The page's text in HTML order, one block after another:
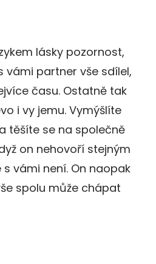
lásky pozornost,
vámi partner vše sdílel,
času. Ostatně tak
i vy jemu. Vymýšlíte
těšíte se na společně
on nehovoří stejným
s vámi není. On naopak
spolu může chápat